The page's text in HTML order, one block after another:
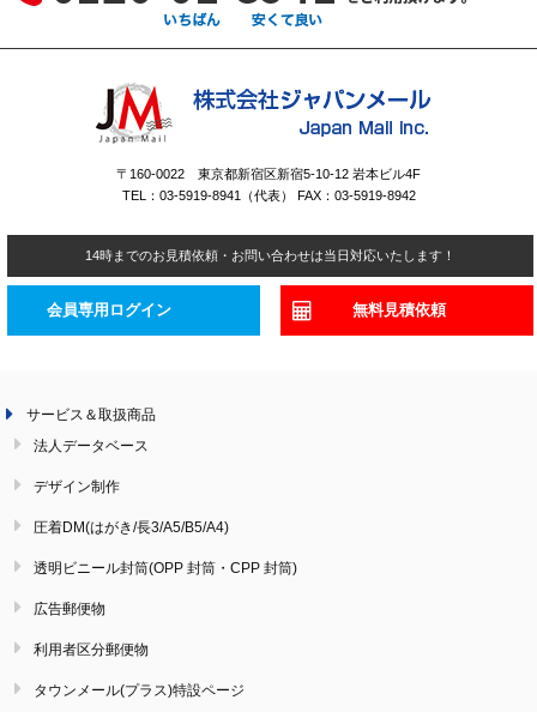
〒160-0022 東京都新宿区新宿5-10-12 岩本ビル4F
TEL：03-5919-8941（代表） FAX：03-5919-8942
14時までのお見積依頼・お問い合わせは当日対応いたします！
会員専用ログイン 無料見積依頼
サービス＆取扱商品
法人データベース
デザイン制作
圧着DM(はがき/長3/A5/B5/A4)
透明ビニール封筒(OPP 封筒・CPP 封筒)
広告郵便物
利用者区分郵便物
タウンメール(プラス)特設ページ